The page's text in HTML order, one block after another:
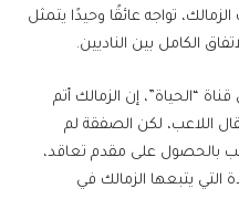
تواجه عائقًا وحيدًا يتمثل
الكامل بين الناديين.
“الحياة”، إن الزمالك أتم
اللاعب، لكن الصفقة لم
بالحصول على مقدم تعاقد،
يتبعها الزمالك في